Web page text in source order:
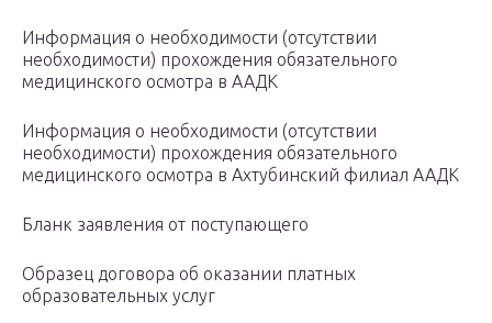
Информация о необходимости (отсутствии
необходимости) прохождения обязательного
медицинского осмотра в ААДК
Информация о необходимости (отсутствии
необходимости) прохождения обязательного
медицинского осмотра в Ахтубинский филиал ААДК
Бланк заявления от поступающего
Образец договора об оказании платных
образовательных услуг